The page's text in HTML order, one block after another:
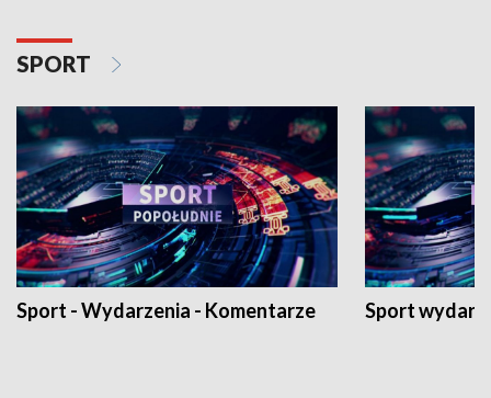
SPORT
Sport - Wydarzenia - Komentarze Sport